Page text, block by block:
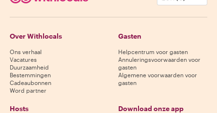
Over Withlocals
Ons verhaal
Vacatures
Duurzaamheid
Bestemmingen
Cadeaubonnen
Word partner
Gasten
Helpcentrum voor gasten
Annuleringsvoorwaarden voor
gasten
Algemene voorwaarden voor
gasten
Hosts Download onze app